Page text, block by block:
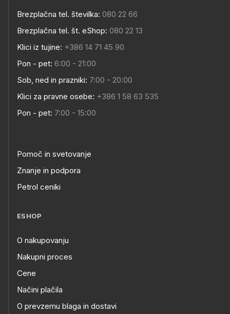
Brezplačna tel. številka: 080 22 66
Brezplačna tel. št. eShop: 080 22 13
Klici iz tujine: +386 14 71 45 90
Pon - pet: 6:00 - 21:00
Sob, ned in prazniki: 7:00 - 20:00
Klici za pravne osebe: +386 1 58 63 535
Pon - pet: 7:00 - 15:00
Pomoč in svetovanje
Znanje in podpora
Petrol ceniki
ESHOP
O nakupovanju
Nakupni proces
Cene
Načini plačila
O prevzemu blaga in dostavi